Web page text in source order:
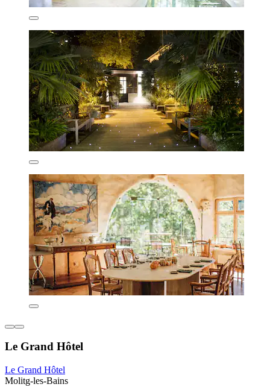
Le Grand Hôtel
Le Grand Hôtel
Molitg-les-Bains